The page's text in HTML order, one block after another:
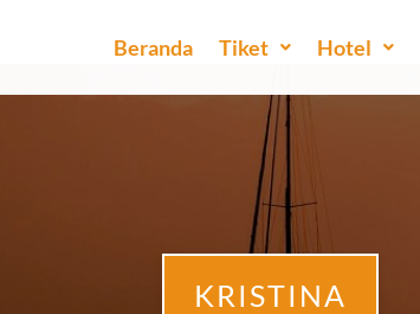
Beranda Tiket Hotel
KRISTINA